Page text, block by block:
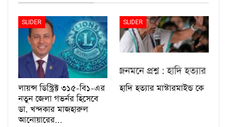
SLIDER
লায়ন্স ডিস্ট্রিক্ট ৩১৫-বি১-এর
নতুন জেলা গভর্নর হিসেবে
ডা. খন্দকার মাজহারুল
আনোয়ারের…
SLIDER
হাদি হত্যার মাস্টারমাইন্ড কে